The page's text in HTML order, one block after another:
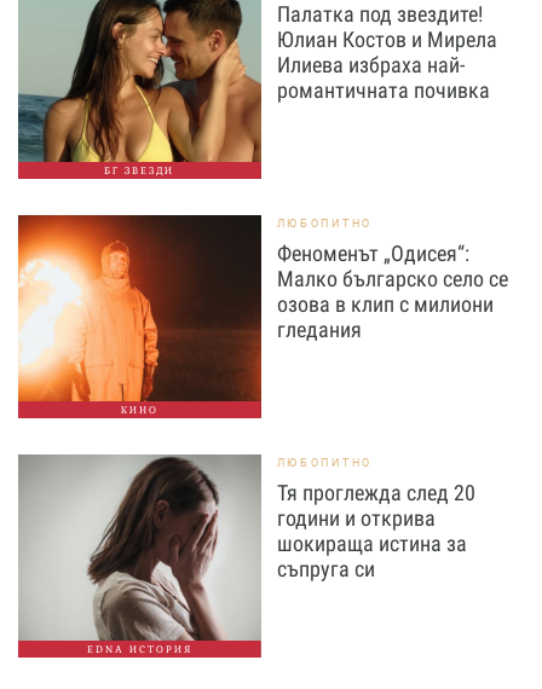
БГ ЗВЕЗДИ
Палатка под звездите!
Юлиан Костов и Мирела
Илиева избраха най-
романтичната почивка
КИНО
ЛЮБОПИТНО
Феноменът „Одисея“:
Малко българско село се
озова в клип с милиони
гледания
EDNA ИСТОРИЯ
ЛЮБОПИТНО
Тя проглежда след 20
години и открива
шокираща истина за
съпруга си